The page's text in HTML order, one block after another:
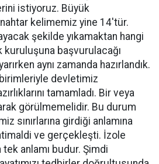
istiyoruz. Büyük
kelimemiz yine 14'tür.
şekilde yıkamaktan hangi
kuruluşuna başvurulacağı
aynı zamanda hazırlandık.
birimleriyle devletimiz
tamamladı. Bir veya
görülmemelidir. Bu durum
sınırlarına girdiği anlamına
ve gerçekleşti. İzole
anlamı budur. Şimdi